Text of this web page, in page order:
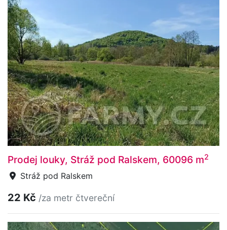
Prodej louky, Stráž pod Ralskem, 60096 m2
Stráž pod Ralskem
22 Kč /za metr čtvereční